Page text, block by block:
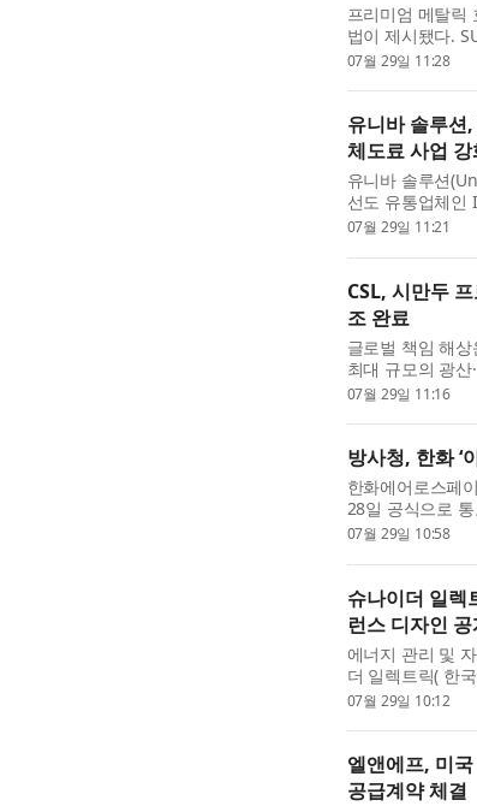
프리미엄 메탈릭
법이 제시됐다.
(NIR) 기반 선별
07월 29일 11:28
유니바 솔루
체도료 사업 강
유니바 솔루션
선도 유통업체인
니바 솔루션의
07월 29일 11:21
CSL, 시만두
조 완료
글로벌 책임 해
최대 규모의 광
광석 프로젝트에
07월 29일 11:16
방사청, 한화 ‘
한화에어로스페
28일 공식으로
위원회를 열고 한
07월 29일 10:58
슈나이더 일렉
런스 디자인 공
에너지 관리 및
더 일렉트릭( 한
션 레퍼런스 디자
07월 29일 10:12
엘앤에프, 미국
공급계약 체결